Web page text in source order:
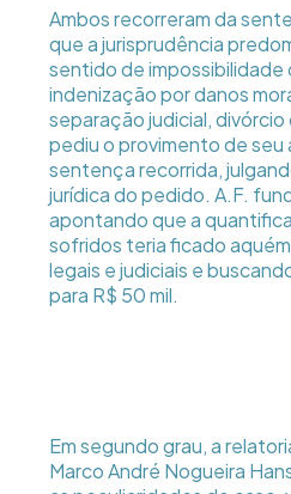
Ambos recorreram da
que a jurisprudência
sentido de impossibilidade
indenização por danos
separação judicial, divórcio
pediu o provimento de seu
sentença recorrida,
jurídica do pedido. A.F.
apontando que a
sofridos teria ficado
legais e judiciais e
para R$ 50 mil.
Em segundo grau, a
Marco André Nogueira